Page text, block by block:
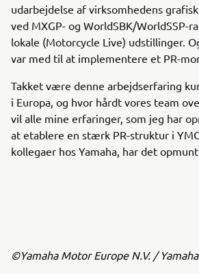
udarbejdelse af virksomhedens
ved MXGP- og WorldSBK/WorldSSP-
lokale (Motorcycle Live) udstillinger.
var med til at implementere et PR-
Takket være denne arbejdserfaring
i Europa, og hvor hårdt vores team
vil alle mine erfaringer, som jeg har
at etablere en stærk PR-struktur i
kollegaer hos Yamaha, har det
©Yamaha Motor Europe N.V. /